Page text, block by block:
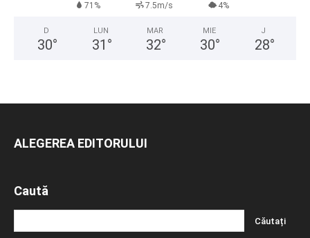
71% 7.5m/s 4%
D
30°
LUN
31 °
MAR
32°
MIE
30°
J
28°
ALEGEREA EDITORULUI
Caută